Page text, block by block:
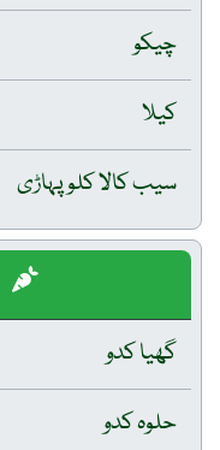
چیکو
کیلا
سیب کالا کلو پہاڑی
گھیا کدو
حلوہ کدو